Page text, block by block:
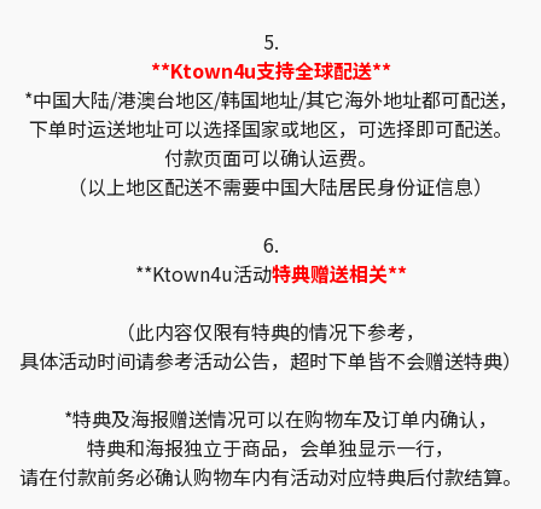
5.
**Ktown4u支持全球配送**
*中国大陆/港澳台地区/韩国地址/其它海外地址都可配送，
下单时运送地址可以选择国家或地区，可选择即可配送。
付款页面可以确认运费。
（以上地区配送不需要中国大陆居民身份证信息）
6.
**Ktown4u活动特典赠送相关**
（此内容仅限有特典的情况下参考，
具体活动时间请参考活动公告，超时下单皆不会赠送特典）
*特典及海报赠送情况可以在购物车及订单内确认，
特典和海报独立于商品，会单独显示一行，
请在付款前务必确认购物车内有活动对应特典后付款结算。